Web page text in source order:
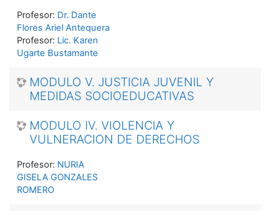
Profesor: Dr. Dante
Flores Ariel Antequera
Profesor: Lic. Karen
Ugarte Bustamante
MODULO V. JUSTICIA JUVENIL Y
MEDIDAS SOCIOEDUCATIVAS
MODULO IV. VIOLENCIA Y
VULNERACION DE DERECHOS
Profesor: NURIA
GISELA GONZALES
ROMERO